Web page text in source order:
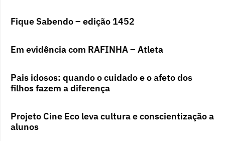
Fique Sabendo – edição 1452
Em evidência com RAFINHA – Atleta
Pais idosos: quando o cuidado e o afeto dos
filhos fazem a diferença
Projeto Cine Eco leva cultura e conscientização a
alunos